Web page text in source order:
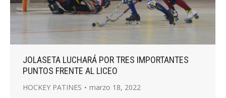
JOLASETA LUCHARÁ POR TRES IMPORTANTES
PUNTOS FRENTE AL LICEO
HOCKEY PATINES marzo 18, 2022